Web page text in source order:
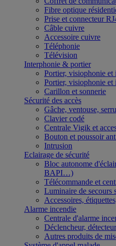
Fibre optique
Prise et connecteur
Câble cuivre
Accessoire cuivre
Téléphonie
Télévision
Interphonie & portier
Portier, visiophonie
Portier, visiophonie
Carillon et sonnerie
Sécurité des accès
Gâche, ventouse,
Clavier codé
Centrale Vigik et
Bouton et poussoir
Intrusion
Eclairage de sécurité
Bloc autonome
BAPI…)
Télécommande et
Luminaire de secours
Accessoires,
Alarme incendie
Centrale d'alarme
Déclencheur,
Autres produits de